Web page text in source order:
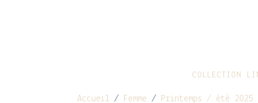
COLLECTION
Accueil / Femme / Printemps / été 2025